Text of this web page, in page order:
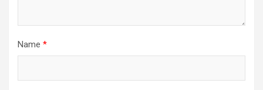
Name *